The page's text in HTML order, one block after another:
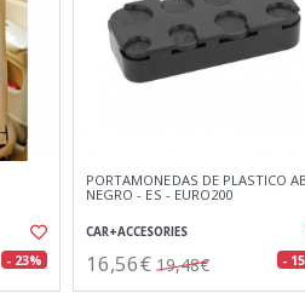
- 23%
PORTAMONEDAS DE PLASTICO
NEGRO - ES - EURO200
CAR+ACCESORIES
16,56€ 19,48€ -